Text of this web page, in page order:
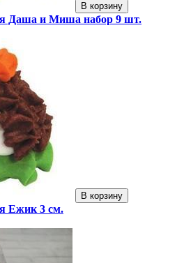
В корзину
Даша и Миша набор 9 шт.
В корзину
Ежик 3 см.